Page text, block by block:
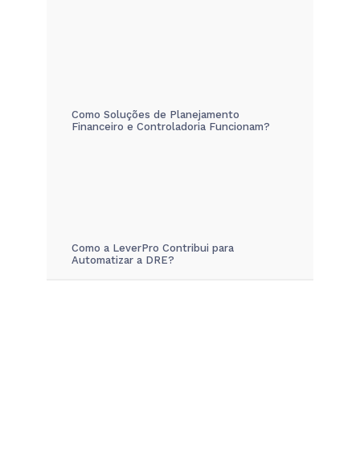
Como Soluções de Planejamento
Financeiro e Controladoria Funcionam?
Como a LeverPro Contribui para
Automatizar a DRE?